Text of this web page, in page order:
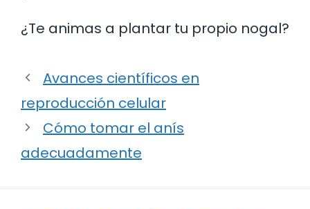
¿Te animas a plantar tu propio nogal?
Avances científicos en
reproducción celular
Cómo tomar el anís
adecuadamente